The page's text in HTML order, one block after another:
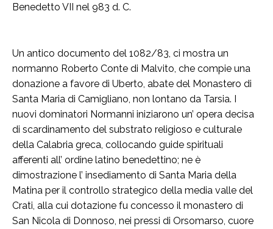
Benedetto VII nel 983 d. C.
Un antico documento del 1082/83, ci mostra un
normanno Roberto Conte di Malvito, che compie una
donazione a favore di Uberto, abate del Monastero di
Santa Maria di Camigliano, non lontano da Tarsia. I
nuovi dominatori Normanni iniziarono un’ opera decisa
di scardinamento del substrato religioso e culturale
della Calabria greca, collocando guide spirituali
afferenti all’ ordine latino benedettino; ne è
dimostrazione l’ insediamento di Santa Maria della
Matina per il controllo strategico della media valle del
Crati, alla cui dotazione fu concesso il monastero di
San Nicola di Donnoso, nei pressi di Orsomarso, cuore